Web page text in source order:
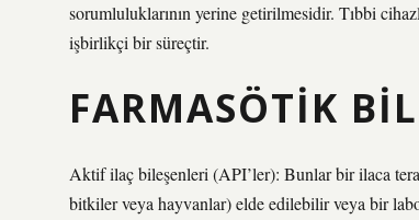
sorumluluklarının yerine getirilmesidir. Tıbbi
işbirlikçi bir süreçtir.
FARMASÖTIK
Aktif ilaç bileşenleri (API’ler): Bunlar bir ilaca
bitkiler veya hayvanlar) elde edilebilir veya bir